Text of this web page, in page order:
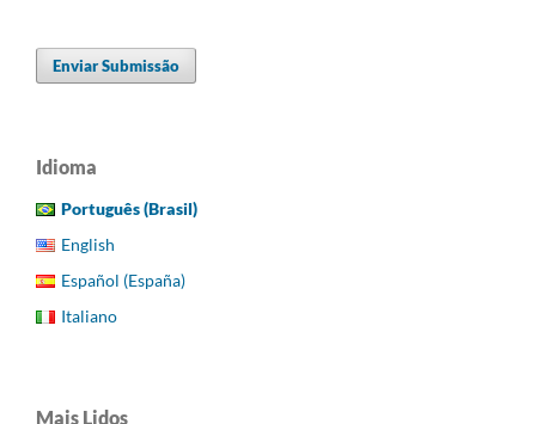
Enviar Submissão
Idioma
Português (Brasil)
English
Español (España)
Italiano
Mais Lidos